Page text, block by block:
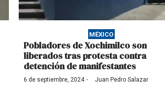
MÉXICO
Pobladores de Xochimilco son
liberados tras protesta contra
detención de manifestantes
6 de septiembre, 2024· Juan Pedro Salazar